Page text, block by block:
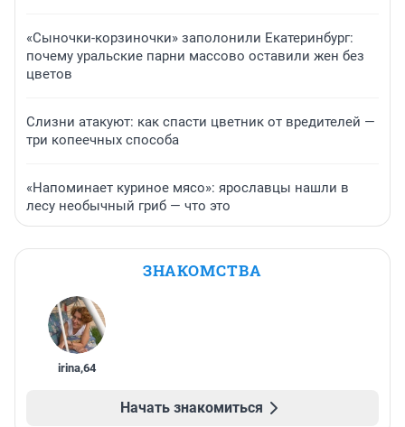
«Сыночки-корзиночки» заполонили Екатеринбург:
почему уральские парни массово оставили жен без
цветов
Слизни атакуют: как спасти цветник от вредителей —
три копеечных способа
«Напоминает куриное мясо»: ярославцы нашли в
лесу необычный гриб — что это
ЗНАКОМСТВА
irina,64
Начать знакомиться